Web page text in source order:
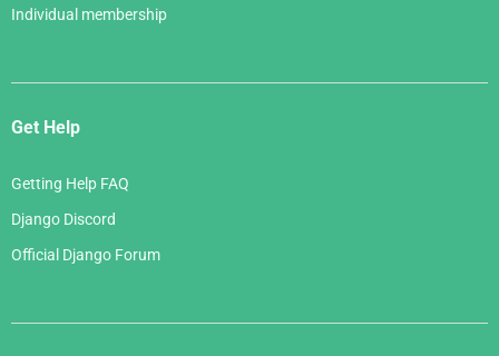
Individual membership
Get Help
Getting Help FAQ
Django Discord
Official Django Forum